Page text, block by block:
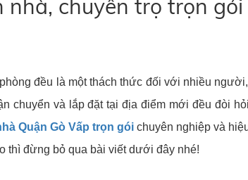
nhà, chuyển trọ trọn
đều là một thách thức đối với nhiều
chuyển và lắp đặt tại địa điểm mới đều đòi
Quận Gò Vấp trọn gói chuyên nghiệp và
thì đừng bỏ qua bài viết dưới đây nhé!